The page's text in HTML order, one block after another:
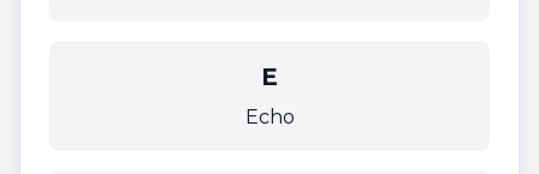
E
Echo